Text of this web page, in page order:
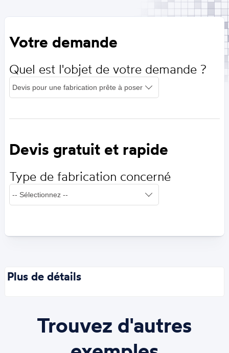
Votre demande
Quel est l'objet de votre demande ?
Devis gratuit et rapide
Type de fabrication concerné
Plus de détails
Trouvez d'autres